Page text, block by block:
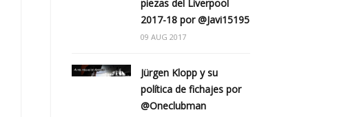
piezas del Liverpool
2017-18 por @Javi15195
09 AUG 2017
Jürgen Klopp y su
política de fichajes por
@Oneclubman